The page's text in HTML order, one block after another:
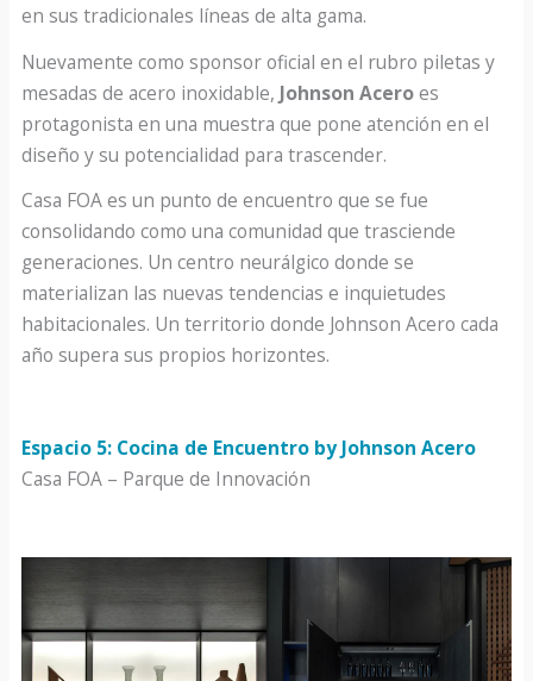
en sus tradicionales líneas de alta gama.
Nuevamente como sponsor oficial en el rubro piletas y
mesadas de acero inoxidable, Johnson Aceroes
protagonista en una muestra que pone atención en el
diseño y su potencialidad para trascender.
Casa FOA es un punto de encuentro que se fue
consolidando como una comunidad que trasciende
generaciones. Un centro neurálgico donde se
materializan las nuevas tendencias e inquietudes
habitacionales. Un territorio donde Johnson Acero cada
año supera sus propios horizontes.
Espacio 5: Cocina de Encuentro by Johnson Acero
Casa FOA – Parque de Innovación